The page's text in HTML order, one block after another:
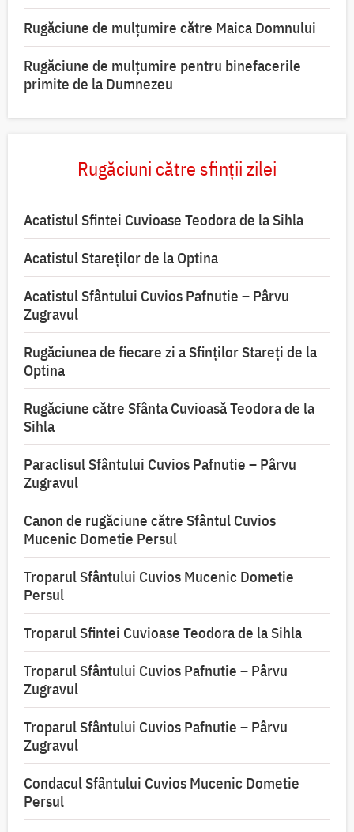
Rugăciune de mulţumire către Maica Domnului
Rugăciune de mulțumire pentru binefacerile
primite de la Dumnezeu
Rugăciuni către sfinții zilei
Acatistul Sfintei Cuvioase Teodora de la Sihla
Acatistul Stareţilor de la Optina
Acatistul Sfântului Cuvios Pafnutie – Pârvu
Zugravul
Rugăciunea de fiecare zi a Sfinților Stareți de la
Optina
Rugăciune către Sfânta Cuvioasă Teodora de la
Sihla
Paraclisul Sfântului Cuvios Pafnutie – Pârvu
Zugravul
Canon de rugăciune către Sfântul Cuvios
Mucenic Dometie Persul
Troparul Sfântului Cuvios Mucenic Dometie
Persul
Troparul Sfintei Cuvioase Teodora de la Sihla
Troparul Sfântului Cuvios Pafnutie – Pârvu
Zugravul
Troparul Sfântului Cuvios Pafnutie – Pârvu
Zugravul
Condacul Sfântului Cuvios Mucenic Dometie
Persul